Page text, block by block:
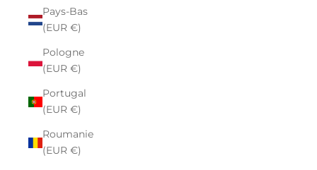
Pays-Bas
(EUR €)
Pologne
(EUR €)
Portugal
(EUR €)
Roumanie
(EUR €)